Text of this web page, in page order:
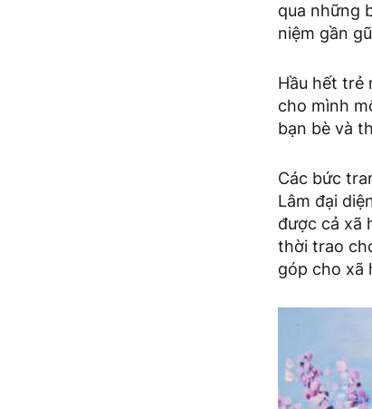
qua những
niệm gần
Hầu hết trẻ
cho mình
bạn bè và
Các bức
Lâm đại
được cả xã
thời trao
góp cho xã